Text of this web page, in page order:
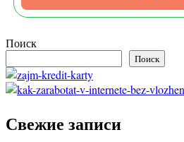
Поиск
Поиск
Свежие записи